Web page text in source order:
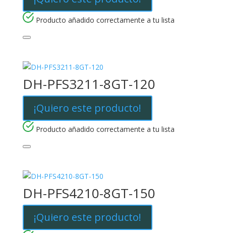
Producto añadido correctamente a tu lista
DH-PFS3211-8GT-120
¡Quiero este producto!
Producto añadido correctamente a tu lista
DH-PFS4210-8GT-150
¡Quiero este producto!